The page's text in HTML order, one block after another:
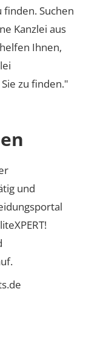
Suchen
Kanzlei aus
Ihnen,
zu finden."
und